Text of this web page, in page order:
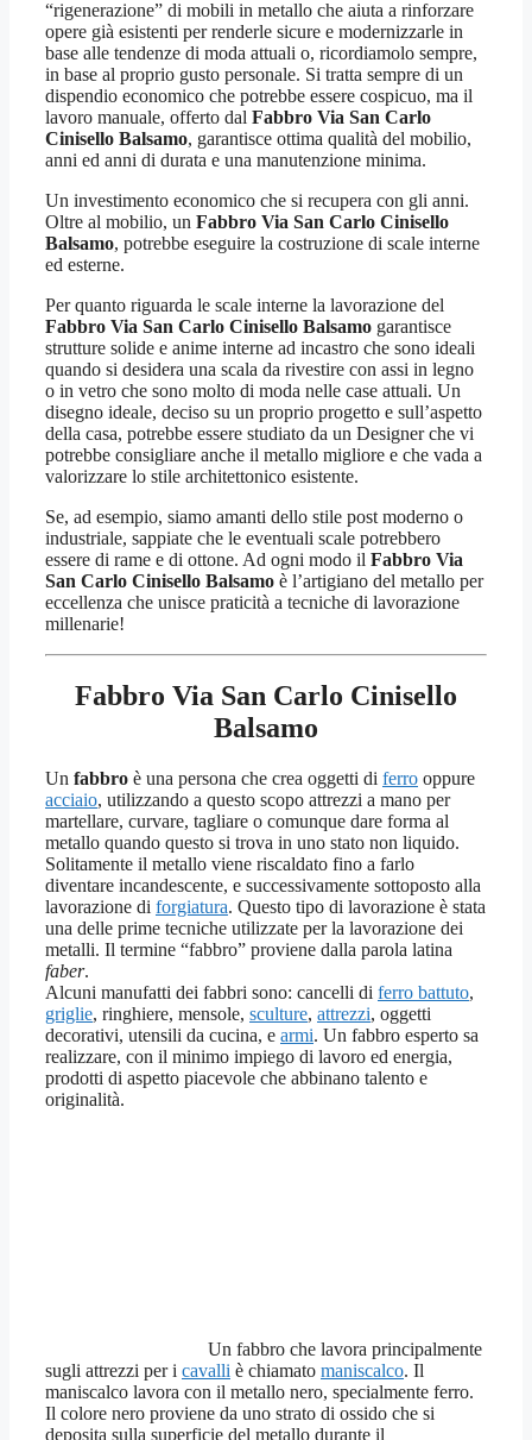
“rigenerazione” di mobili in metallo che aiuta a rinforzare
opere già esistenti per renderle sicure e modernizzarle in
base alle tendenze di moda attuali o, ricordiamolo sempre,
in base al proprio gusto personale. Si tratta sempre di un
dispendio economico che potrebbe essere cospicuo, ma il
lavoro manuale, offerto dal Fabbro Via San Carlo
Cinisello Balsamo, garantisce ottima qualità del mobilio,
anni ed anni di durata e una manutenzione minima.
Un investimento economico che si recupera con gli anni.
Oltre al mobilio, un Fabbro Via San Carlo Cinisello
Balsamo, potrebbe eseguire la costruzione di scale interne
ed esterne.
Per quanto riguarda le scale interne la lavorazione del
Fabbro Via San Carlo Cinisello Balsamo garantisce
strutture solide e anime interne ad incastro che sono ideali
quando si desidera una scala da rivestire con assi in legno
o in vetro che sono molto di moda nelle case attuali. Un
disegno ideale, deciso su un proprio progetto e sull’aspetto
della casa, potrebbe essere studiato da un Designer che vi
potrebbe consigliare anche il metallo migliore e che vada a
valorizzare lo stile architettonico esistente.
Se, ad esempio, siamo amanti dello stile post moderno o
industriale, sappiate che le eventuali scale potrebbero
essere di rame e di ottone. Ad ogni modo il Fabbro Via
San Carlo Cinisello Balsamo è l’artigiano del metallo per
eccellenza che unisce praticità a tecniche di lavorazione
millenarie!
Fabbro Via San Carlo Cinisello
Balsamo
Un fabbro è una persona che crea oggetti di ferro oppure
acciaio, utilizzando a questo scopo attrezzi a mano per
martellare, curvare, tagliare o comunque dare forma al
metallo quando questo si trova in uno stato non liquido.
Solitamente il metallo viene riscaldato fino a farlo
diventare incandescente, e successivamente sottoposto alla
lavorazione di forgiatura. Questo tipo di lavorazione è stata
una delle prime tecniche utilizzate per la lavorazione dei
metalli. Il termine “fabbro” proviene dalla parola latina
faber.
Alcuni manufatti dei fabbri sono: cancelli di ferro battuto,
griglie, ringhiere, mensole, sculture, attrezzi, oggetti
decorativi, utensili da cucina, e armi. Un fabbro esperto sa
realizzare, con il minimo impiego di lavoro ed energia,
prodotti di aspetto piacevole che abbinano talento e
originalità.
Un fabbro che lavora principalmente
sugli attrezzi per i cavalli è chiamato maniscalco. Il
maniscalco lavora con il metallo nero, specialmente ferro.
Il colore nero proviene da uno strato di ossido che si
deposita sulla superficie del metallo durante il